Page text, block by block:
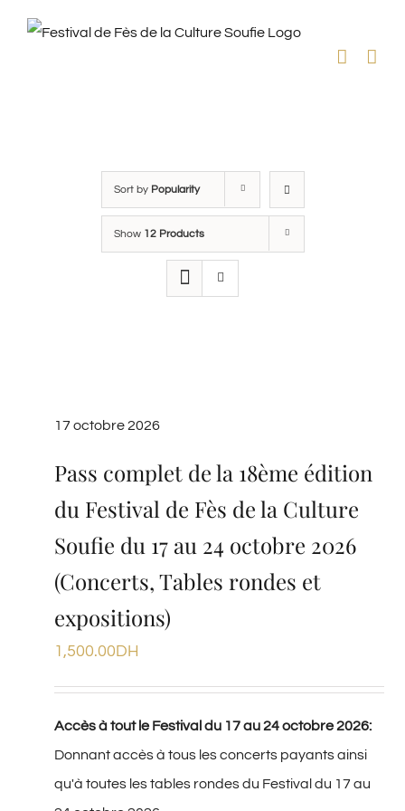
Sort by Popularity
Show 12 Products
17 octobre 2026
Pass complet de la 18ème édition
du Festival de Fès de la Culture
Soufie du 17 au 24 octobre 2026
(Concerts, Tables rondes et
expositions)
1,500.00DH
Accès à tout le Festival du 17 au 24 octobre 2026:
Donnant accès à tous les concerts payants ainsi
qu'à toutes les tables rondes du Festival du 17 au